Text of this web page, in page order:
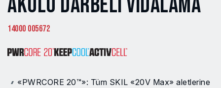
14000 005672
«PWRCORE 20™»: Tüm SKIL «20V Max» aletlerine